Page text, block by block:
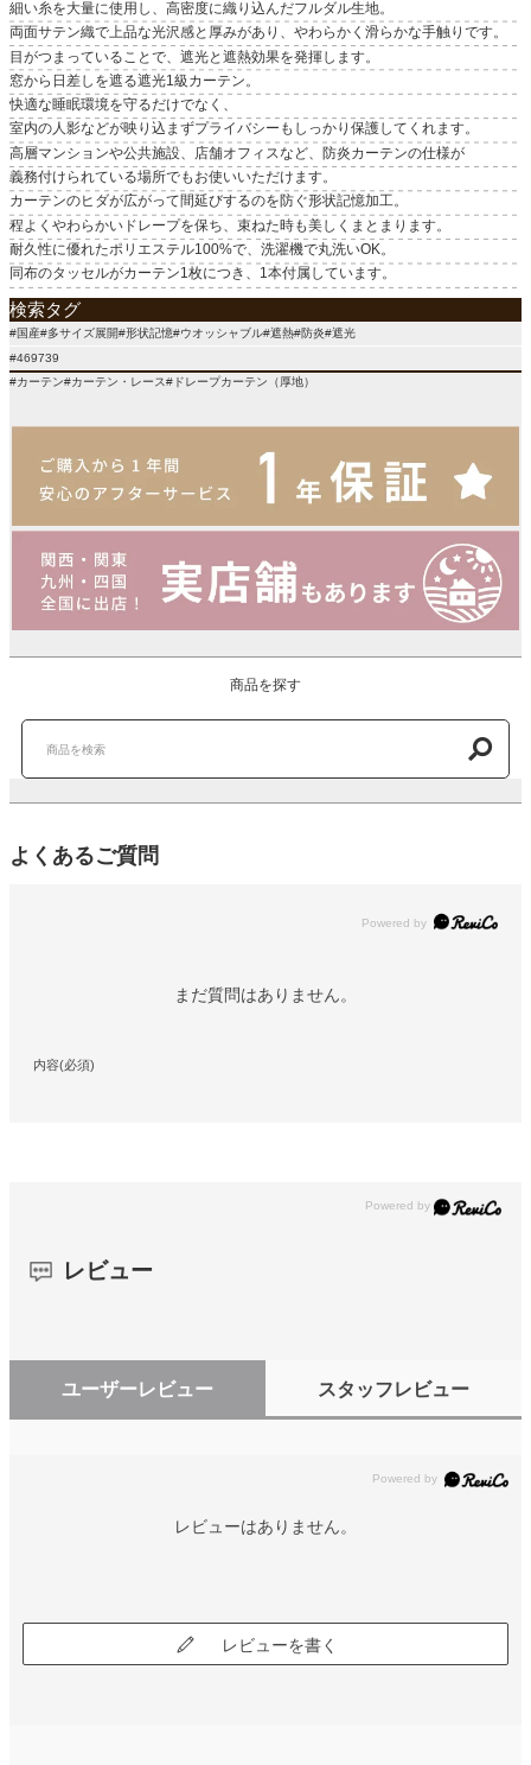
原産国
国産
細い糸を大量に使用し、高密度に織り込んだフルダル生地。
両面サテン織で上品な光沢感と厚みがあり、やわらかく滑らかな手触りです。
目がつまっていることで、遮光と遮熱効果を発揮します。
窓から日差しを遮る遮光1級カーテン。
快適な睡眠環境を守るだけでなく、
室内の人影などが映り込まずプライバシーもしっかり保護してくれます。
高層マンションや公共施設、店舗オフィスなど、防炎カーテンの仕様が
義務付けられている場所でもお使いいただけます。
カーテンのヒダが広がって間延びするのを防ぐ形状記憶加工。
程よくやわらかいドレープを保ち、束ねた時も美しくまとまります。
耐久性に優れたポリエステル100%で、洗濯機で丸洗いOK。
同布のタッセルがカーテン1枚につき、1本付属しています。
検索タグ
#国産#多サイズ展開#形状記憶#ウオッシャブル#遮熱#防炎#遮光
#469739
#カーテン#カーテン・レース#ドレープカーテン（厚地）
商品を探す
よくあるご質問
Powered by
まだ質問はありません。
内容(必須)
レビュー
ユーザーレビュー スタッフレビュー
レビューはありません。
レビューを書く